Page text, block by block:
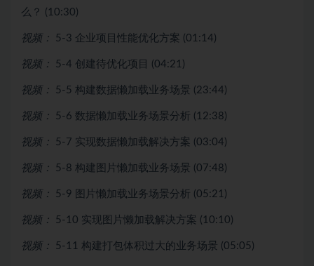
么？ (10:30)
视频： 5-3 企业项目性能优化方案 (01:14)
视频： 5-4 创建待优化项目 (04:21)
视频： 5-5 构建数据懒加载业务场景 (23:44)
视频： 5-6 数据懒加载业务场景分析 (12:38)
视频： 5-7 实现数据懒加载解决方案 (03:04)
视频： 5-8 构建图片懒加载业务场景 (07:48)
视频： 5-9 图片懒加载业务场景分析 (05:21)
视频： 5-10 实现图片懒加载解决方案 (10:10)
视频： 5-11 构建打包体积过大的业务场景 (05:05)